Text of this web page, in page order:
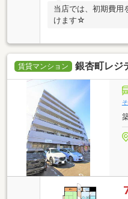
当店では、初期費用
けます☆
賃貸マンション 銀杏町レジ